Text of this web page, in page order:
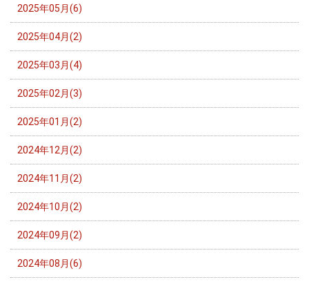
2025年05月(6)
2025年04月(2)
2025年03月(4)
2025年02月(3)
2025年01月(2)
2024年12月(2)
2024年11月(2)
2024年10月(2)
2024年09月(2)
2024年08月(6)